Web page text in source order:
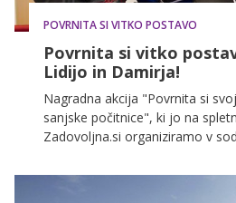
POVRNITA SI VITKO POSTAVO
Povrnita si vitko
Lidijo in Damirja!
Nagradna akcija "Povrnita si
sanjske počitnice", ki jo na
Zadovoljna.si organiziramo v
tednov pridno izgubljali